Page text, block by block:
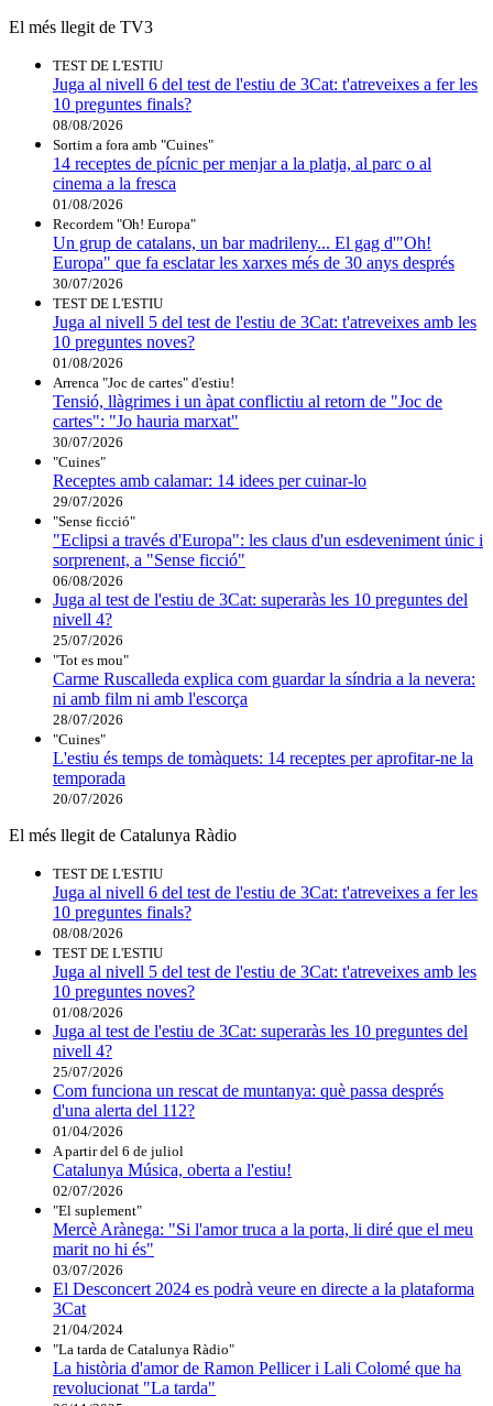
El més llegit de TV3
TEST DE L'ESTIU
Juga al nivell 6 del test de l'estiu de 3Cat: t'atreveixes a fer les
10 preguntes finals?
08/08/2026
Sortim a fora amb "Cuines"
14 receptes de pícnic per menjar a la platja, al parc o al
cinema a la fresca
01/08/2026
Recordem "Oh! Europa"
Un grup de catalans, un bar madrileny... El gag d'"Oh!
Europa" que fa esclatar les xarxes més de 30 anys després
30/07/2026
TEST DE L'ESTIU
Juga al nivell 5 del test de l'estiu de 3Cat: t'atreveixes amb les
10 preguntes noves?
01/08/2026
Arrenca "Joc de cartes" d'estiu!
Tensió, llàgrimes i un àpat conflictiu al retorn de "Joc de
cartes": "Jo hauria marxat"
30/07/2026
"Cuines"
Receptes amb calamar: 14 idees per cuinar-lo
29/07/2026
"Sense ficció"
"Eclipsi a través d'Europa": les claus d'un esdeveniment únic i
sorprenent, a "Sense ficció"
06/08/2026
Juga al test de l'estiu de 3Cat: superaràs les 10 preguntes del
nivell 4?
25/07/2026
"Tot es mou"
Carme Ruscalleda explica com guardar la síndria a la nevera:
ni amb film ni amb l'escorça
28/07/2026
"Cuines"
L'estiu és temps de tomàquets: 14 receptes per aprofitar-ne la
temporada
20/07/2026
El més llegit de Catalunya Ràdio
TEST DE L'ESTIU
Juga al nivell 6 del test de l'estiu de 3Cat: t'atreveixes a fer les
10 preguntes finals?
08/08/2026
TEST DE L'ESTIU
Juga al nivell 5 del test de l'estiu de 3Cat: t'atreveixes amb les
10 preguntes noves?
01/08/2026
Juga al test de l'estiu de 3Cat: superaràs les 10 preguntes del
nivell 4?
25/07/2026
Com funciona un rescat de muntanya: què passa després
d'una alerta del 112?
01/04/2026
A partir del 6 de juliol
Catalunya Música, oberta a l'estiu!
02/07/2026
"El suplement"
Mercè Arànega: "Si l'amor truca a la porta, li diré que el meu
marit no hi és"
03/07/2026
El Desconcert 2024 es podrà veure en directe a la plataforma
3Cat
21/04/2024
"La tarda de Catalunya Ràdio"
La història d'amor de Ramon Pellicer i Lali Colomé que ha
revolucionat "La tarda"